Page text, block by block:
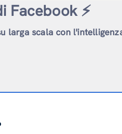
Facebook ⚡️
larga scala con